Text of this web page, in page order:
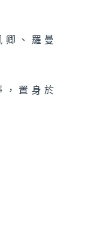
、羅曼
置身於